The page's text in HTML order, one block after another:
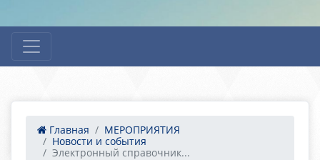
Главная
МЕРОПРИЯТИЯ
Новости и события
Электронный справочник...